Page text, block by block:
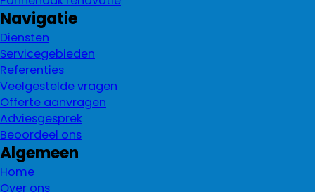
Navigatie
Diensten
Servicegebieden
Referenties
Veelgestelde vragen
Offerte aanvragen
Adviesgesprek
Beoordeel ons
Algemeen
Home
Over ons